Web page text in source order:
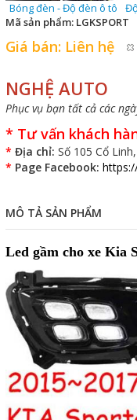
Bóng đèn - Độ đèn ô tô
Mã sản phẩm: LGKSPORT
Giá bán: Liên hệ
NGHỆ AUTO
Phục vụ bạn tất cả các
* Tư vấn khách
* Địa chỉ: Số 105 Cổ
* Page Facebook:
MÔ TẢ SẢN PHẨM
Led gầm cho xe Kia